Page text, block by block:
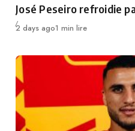
José Peseiro refroidie
Publié
2 days ago1 min lire